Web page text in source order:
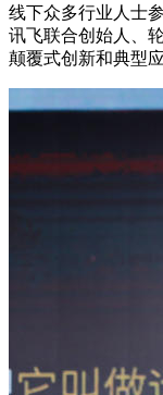
线下众多行业人士
讯飞联合创始人、
颠覆式创新和典型